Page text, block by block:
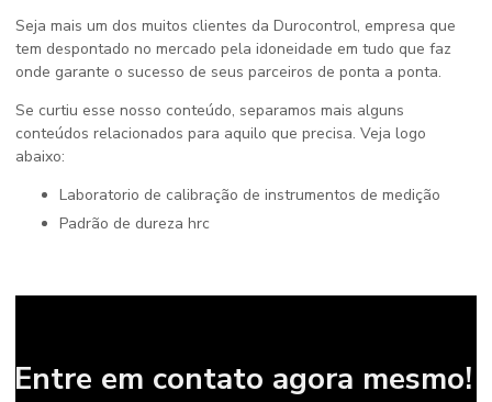
Seja mais um dos muitos clientes da Durocontrol, empresa que
tem despontado no mercado pela idoneidade em tudo que faz
onde garante o sucesso de seus parceiros de ponta a ponta.
Se curtiu esse nosso conteúdo, separamos mais alguns
conteúdos relacionados para aquilo que precisa. Veja logo
abaixo:
laboratorio de calibração de instrumentos de medição
padrão de dureza hrc
Entre em contato agora mesmo!